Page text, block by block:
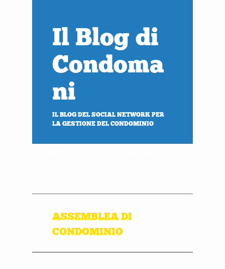
Il Blog di
Condoma
ni
IL BLOG DEL SOCIAL NETWORK PER
LA GESTIONE DEL CONDOMINIO
ASSEMBLEA DI
CONDOMINIO